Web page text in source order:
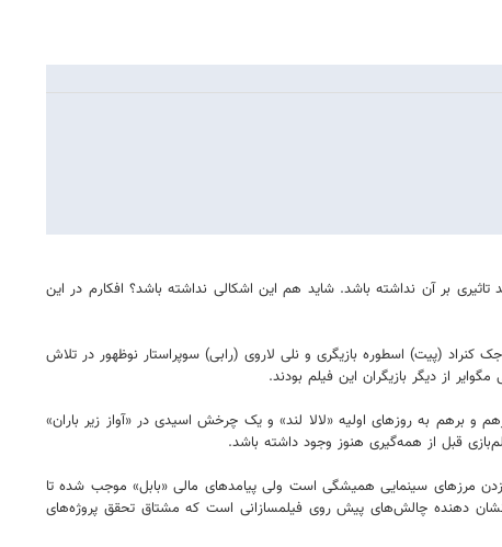
بر آن نداشته باشد. شاید هم این اشکالی نداشته باشد؟ افکارم در این
ناطق تبدیل می‌شود. جک کنراد (پیت) اسطوره بازیگری و نلی لاروی (رابی) سوپراستار نوظهور در تلاش
از دیگر بازیگران این فیلم بودند.
و برهم به روزهای اولیه «لالا لند» و یک چرخش اسیدی در «آواز زیر باران»
قبل از همه‌گیری هنوز وجود داشته باشد.
زدن مرزهای سینمایی همیشگی است ولی پیامدهای مالی «بابل» موجب شده تا
نشان دهنده چالش‌های پیش روی فیلمسازانی است که مشتاق تحقق پروژه‌های